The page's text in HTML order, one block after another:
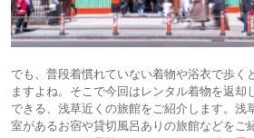
でも、普段着慣れていない着物や浴衣で歩く
ますよね。そこで今回はレンタル着物を返却
できる、浅草近くの旅館をご紹介します。浅
室があるお宿や貸切風呂ありの旅館などをご